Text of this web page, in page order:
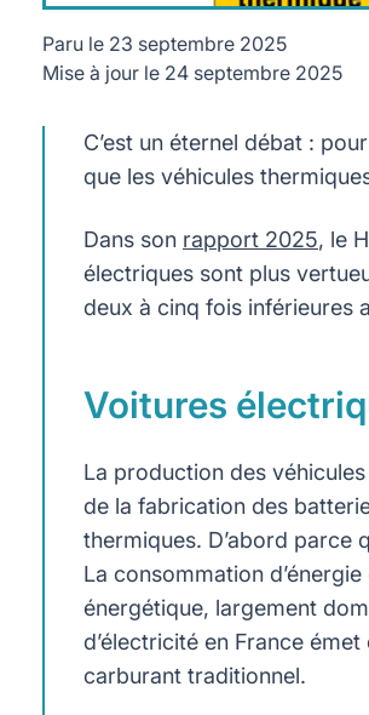
Les émissions d'une voiture
Paru le 23 septembre 2025
Mise à jour le 24 septembre 2025
C’est un éternel débat :
que les véhicules
Dans son rapport 2025, le
électriques sont plus
deux à cinq fois inférieures
Voitures
La production des
de la fabrication des
thermiques. D’abord parce
La consommation
énergétique, largement
d’électricité en France
carburant traditionnel.